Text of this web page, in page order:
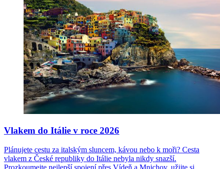
Vlakem do Itálie v roce 2026
Plánujete cestu za italským sluncem, kávou nebo k moři? Cesta
vlakem z České republiky do Itálie nebyla nikdy snazší.
Prozkoumejte nejlepší spojení přes Vídeň a Mnichov, užijte si